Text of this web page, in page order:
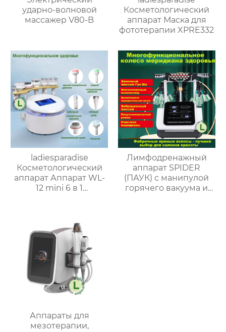
ударно-волновой
массажер V80-B
Косметологический
аппарат Маска для
фототерапии XPRE332
ladiesparadise
Косметологический
аппарат Аппарат WL-
12 mini 6 в 1
Лимфодренажный
аппарат SPIDER
(ПАУК) с манипулой
горячего вакуума и
Аппараты для
мезотерапии,